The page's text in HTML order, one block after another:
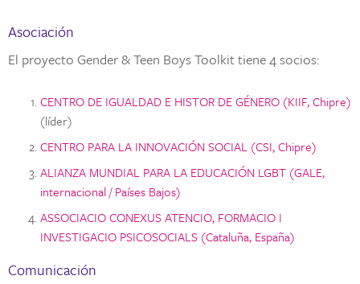
Asociación
El proyecto Gender & Teen Boys Toolkit tiene 4 socios:
CENTRO DE IGUALDAD E HISTOR DE GÉNERO (KIIF, Chipre)
(líder)
CENTRO PARA LA INNOVACIÓN SOCIAL (CSI, Chipre)
ALIANZA MUNDIAL PARA LA EDUCACIÓN LGBT (GALE,
internacional / Países Bajos)
ASSOCIACIO CONEXUS ATENCIO, FORMACIO I
INVESTIGACIO PSICOSOCIALS (Cataluña, España)
Comunicación